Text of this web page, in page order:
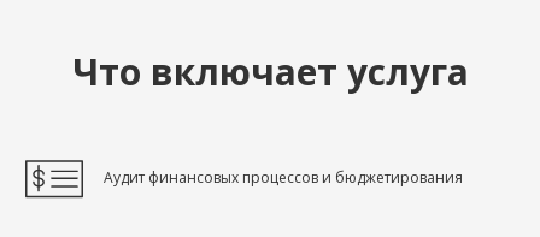
Что включает услуга
Аудит финансовых процессов и бюджетирования